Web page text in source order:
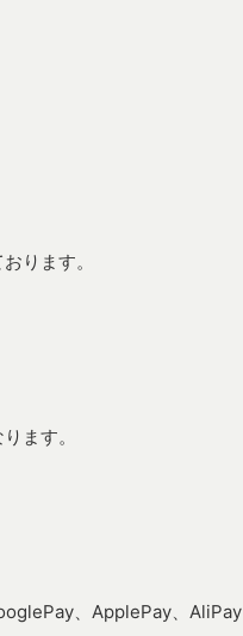
ります。
ます。
、ApplePay、AliPay